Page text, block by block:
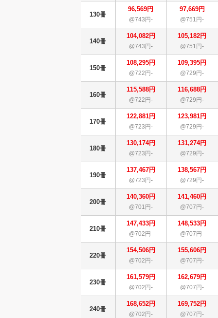
130冊
96,569円
@743円-
97,669円
@751円-
140冊
104,082円
@743円-
105,182円
@751円-
150冊
108,295円
@722円-
109,395円
@729円-
160冊
115,588円
@722円-
116,688円
@729円-
170冊
122,881円
@723円-
123,981円
@729円-
180冊
130,174円
@723円-
131,274円
@729円-
190冊
137,467円
@723円-
138,567円
@729円-
200冊
140,360円
@701円-
141,460円
@707円-
210冊
147,433円
@702円-
148,533円
@707円-
220冊
154,506円
@702円-
155,606円
@707円-
230冊
161,579円
@702円-
162,679円
@707円-
240冊
168,652円
@702円-
169,752円
@707円-